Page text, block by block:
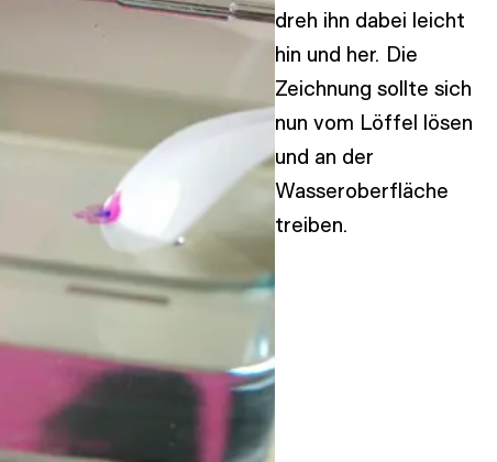
dreh ihn dabei leicht
hin und her. Die
Zeichnung sollte sich
nun vom Löffel lösen
und an der
Wasseroberfläche
treiben.